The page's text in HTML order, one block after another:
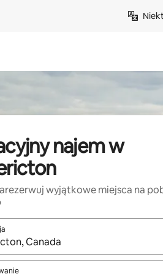
najem w
wyjątkowe miejsca na
będą dostępne, możesz poruszać